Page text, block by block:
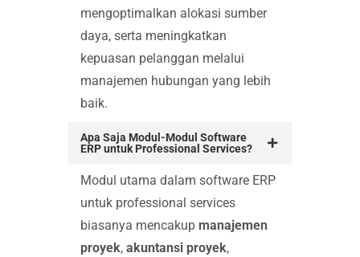
mengoptimalkan alokasi sumber
daya, serta meningkatkan
kepuasan pelanggan melalui
manajemen hubungan yang lebih
baik.
Apa Saja Modul-Modul Software
ERP untuk Professional Services?
Modul utama dalam software ERP
untuk professional services
biasanya mencakup manajemen
proyek, akuntansi proyek,